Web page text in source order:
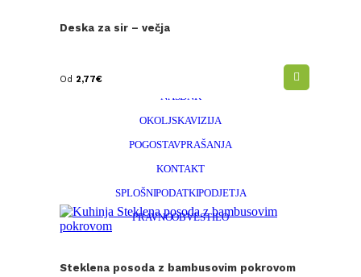
Deska za sir – večja
Od 2,77€
Steklena posoda z bambusovim pokrovom
POGOJI POSLOVANJA
NAŠ DNK
OKOLJSKA VIZIJA
POGOSTA VPRAŠANJA
KONTAKT
SPLOŠNI PODATKI PODJETJA
PRAVNO OBVESTILO